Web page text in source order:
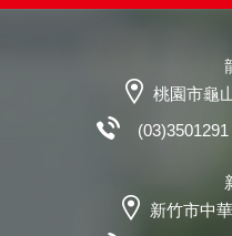
桃園市龜
(03)3501291
新竹市中